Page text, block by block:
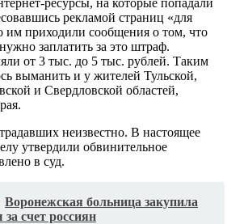
рекламой страниц «для
им приходили сообщения о том, что
заплатить за это штраф.
от 3 тыс. до 5 тыс. рублей. Таким
выманить и у жителей Тульской,
и Свердловской областей,
неизвестно. В настоящее
утвердили обвинительное
в суд.
Воронежская больница закупила
счет россиян